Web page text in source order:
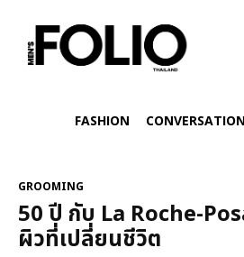
FASHION
GROOMING
50 ปี กับ La Roche-
ผิวที่เปลี่ยนชีวิต